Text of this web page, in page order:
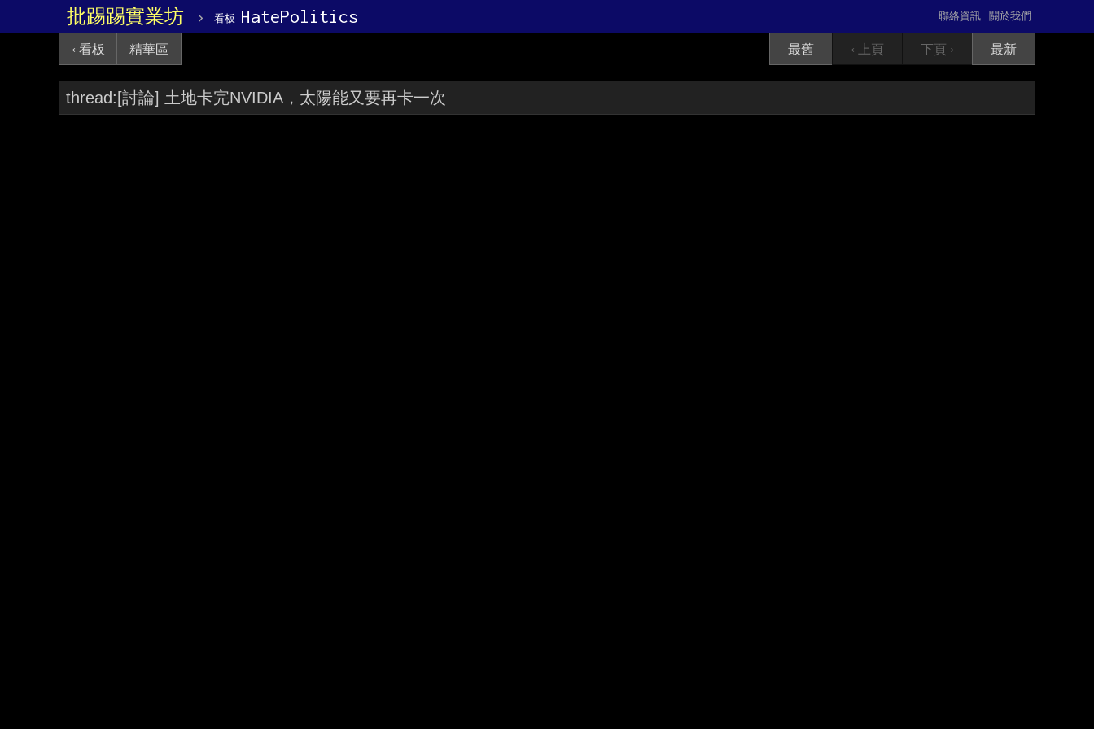
批踢踢實業坊 › 看板 HatePolitics 關於我們
聯絡資訊
‹ 看板 精華區 最舊 ‹ 上頁 下頁 › 最新